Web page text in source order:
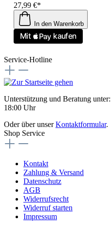
27,99 €*
In den Warenkorb
Service-Hotline
Unterstützung und Beratung unter:
18:00 Uhr
Oder über unserKontaktformular.
Shop Service
Kontakt
Zahlung & Versand
Datenschutz
AGB
Widerrufsrecht
Widerruf starten
Impressum